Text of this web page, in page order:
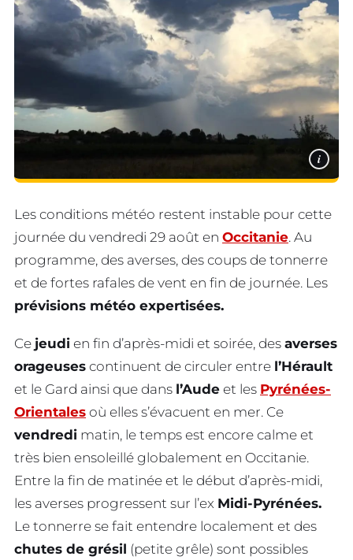
i
Les conditions météo restent instable pour cette
journée du vendredi 29 août en Occitanie. Au
programme, des averses, des coups de tonnerre
et de fortes rafales de vent en fin de journée. Les
prévisions météo expertisées.
Ce jeudi en fin d’après-midi et soirée, des averses
orageuses continuent de circuler entre l’Hérault
et le Gard ainsi que dans l’Aude et les Pyrénées-
Orientales où elles s’évacuent en mer. Ce
vendredi matin, le temps est encore calme et
très bien ensoleillé globalement en Occitanie.
Entre la fin de matinée et le début d’après-midi,
les averses progressent sur l’ex Midi-Pyrénées.
Le tonnerre se fait entendre localement et des
chutes de grésil (petite grêle) sont possibles